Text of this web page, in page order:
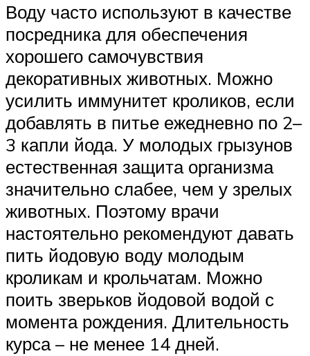
Воду часто используют в качестве
посредника для обеспечения
хорошего самочувствия
декоративных животных. Можно
усилить иммунитет кроликов, если
добавлять в питье ежедневно по 2–
3 капли йода. У молодых грызунов
естественная защита организма
значительно слабее, чем у зрелых
животных. Поэтому врачи
настоятельно рекомендуют давать
пить йодовую воду молодым
кроликам и крольчатам. Можно
поить зверьков йодовой водой с
момента рождения. Длительность
курса – не менее 14 дней.